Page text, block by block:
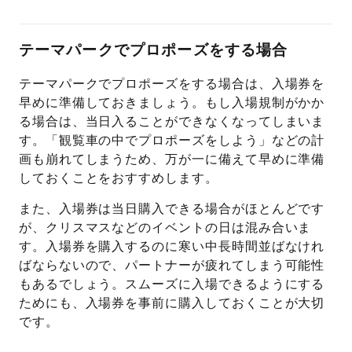
テーマパークでプロポーズをする場合
テーマパークでプロポーズをする場合は、入場券を
早めに準備しておきましょう。もし入場規制がかか
る場合は、当日入ることができなくなってしまいま
す。「観覧車の中でプロポーズをしよう」などの計
画も崩れてしまうため、万が一に備えて早めに準備
しておくことをおすすめします。
また、入場券は当日購入できる場合がほとんどです
が、クリスマスなどのイベントの日は混み合いま
す。入場券を購入するのに寒い中長時間並ばなけれ
ばならないので、パートナーが疲れてしまう可能性
もあるでしょう。スムーズに入場できるようにする
ためにも、入場券を事前に購入しておくことが大切
です。